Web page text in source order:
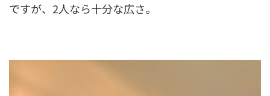
ですが、2人なら十分な広さ。